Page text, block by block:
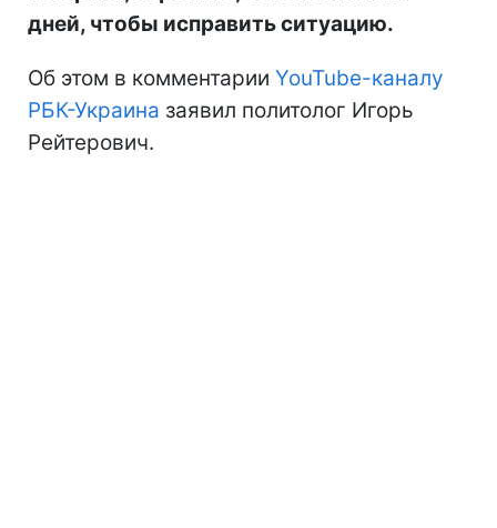
дней, чтобы исправить ситуацию.
Об этом в комментарии YouTube-каналу
РБК-Украина заявил политолог Игорь
Рейтерович.